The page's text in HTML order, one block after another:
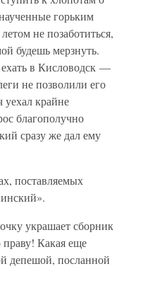
горьким
не позаботиться,
будешь мерзнуть.
в Кисловодск —
не позволили его
крайне
благополучно
сразу же дал ему
поставляемых
украшает сборник
Какая еще
депешой, посланной